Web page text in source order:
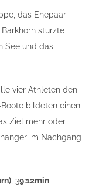
das Ehepaar
stürzte
See und das
vier Athleten den
bildeten einen
Ziel mehr oder
im Nachgang
, 39:12min